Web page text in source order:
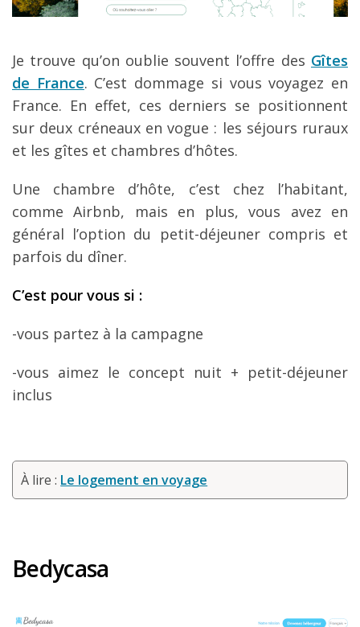
Je trouve qu’on oublie souvent l’offre des Gîtes
de France. C’est dommage si vous voyagez en
France. En effet, ces derniers se positionnent
sur deux créneaux en vogue : les séjours ruraux
et les gîtes et chambres d’hôtes.
Une chambre d’hôte, c’est chez l’habitant,
comme Airbnb, mais en plus, vous avez en
général l’option du petit-déjeuner compris et
parfois du dîner.
C’est pour vous si :
-vous partez à la campagne
-vous aimez le concept nuit + petit-déjeuner
inclus
À lire : Le logement en voyage
Bedycasa